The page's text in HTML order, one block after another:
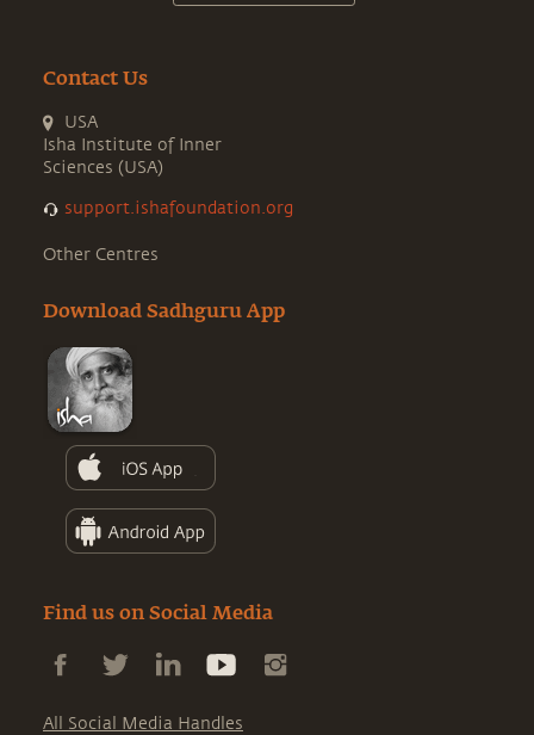
Contact Us
USA
Isha Institute of Inner
Sciences (USA)
support.ishafoundation.org
Other Centres
Download Sadhguru App
Find us on Social Media
All Social Media Handles